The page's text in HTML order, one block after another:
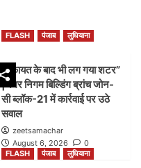
FLASH पंजाब लुधियाना
शिकायत के बाद भी लग गया शटर”
|नगर निगम बिल्डिंग ब्रांच जोन-
सी ब्लॉक-21 में कार्रवाई पर उठे
सवाल
zeetsamachar
August 6, 2026
0
FLASH पंजाब लुधियाना